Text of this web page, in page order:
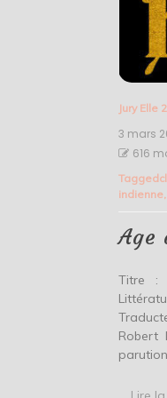
Jury Elle
3 mars
616
Tagged
indienne
Age
Titre :
Robert